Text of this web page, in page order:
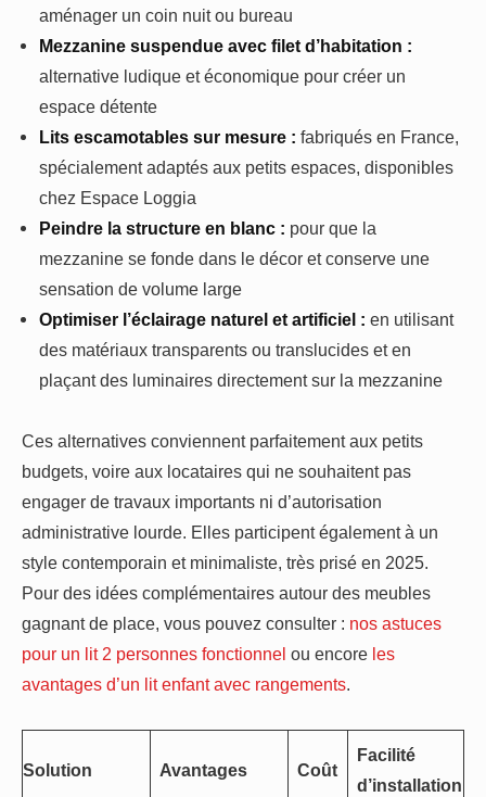
aménager un coin nuit ou bureau
Mezzanine suspendue avec filet d’habitation :
alternative ludique et économique pour créer un
espace détente
Lits escamotables sur mesure : fabriqués en France,
spécialement adaptés aux petits espaces, disponibles
chez Espace Loggia
Peindre la structure en blanc : pour que la
mezzanine se fonde dans le décor et conserve une
sensation de volume large
Optimiser l’éclairage naturel et artificiel : en utilisant
des matériaux transparents ou translucides et en
plaçant des luminaires directement sur la mezzanine
Ces alternatives conviennent parfaitement aux petits
budgets, voire aux locataires qui ne souhaitent pas
engager de travaux importants ni d’autorisation
administrative lourde. Elles participent également à un
style contemporain et minimaliste, très prisé en 2025.
Pour des idées complémentaires autour des meubles
gagnant de place, vous pouvez consulter : nos astuces
pour un lit 2 personnes fonctionnel ou encore les
avantages d’un lit enfant avec rangements.
Solution Avantages Coût
Facilité
d’installation